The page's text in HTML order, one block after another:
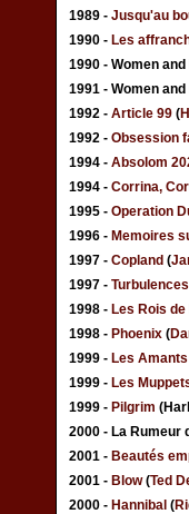
1989 - Jusqu'au
1990 - Les
1990 - Women
1991 - Women
1992 - Article 99 (
1992 - Obsession
1994 - Absolom
1994 - Corrina,
1995 - Operation
1996 - Memoires
1997 - Copland (
1997 -
1998 - Les Rois de
1998 - Phoenix (
1999 - Les
1999 - Les
1999 - Pilgrim
2000 - La Rumeur
2001 - Beautés
2001 - Blow(Ted
2000 - Hannibal (